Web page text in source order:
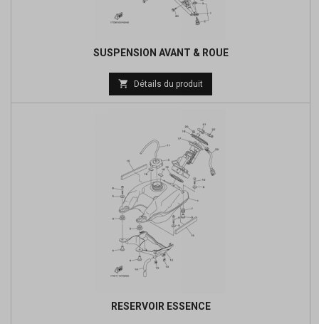
SUSPENSION AVANT & ROUE
Prix
de
 Détails du produit
RESERVOIR ESSENCE